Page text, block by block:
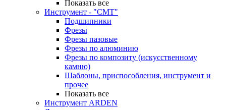
Показать все
Инструмент - "СМТ"
Подшипники
Фрезы
Фрезы пазовые
Фрезы по алюминию
Фрезы по композиту (искусственному
камню)
Шаблоны, приспособления, инструмент и
прочее
Показать все
Инструмент ARDEN